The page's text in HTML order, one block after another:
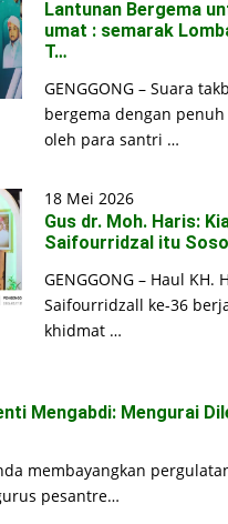
Lantunan Bergema
umat : semarak
T…
GENGGONG – Suara
bergema dengan
oleh para santri …
18 Mei 2026
Gus dr. Moh. Haris:
Saifourridzal itu
GENGGONG – Haul KH.
Saifourridzall ke-36
khidmat …
Mengabdi: Mengurai
membayangkan
pesantre…